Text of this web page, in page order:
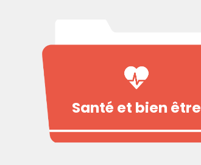
Santé et bien être